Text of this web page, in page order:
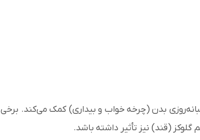
بدن (چرخه خواب و بیداری) کمک می‌کند. برخی
(قند) نیز تأثیر داشته باشد.